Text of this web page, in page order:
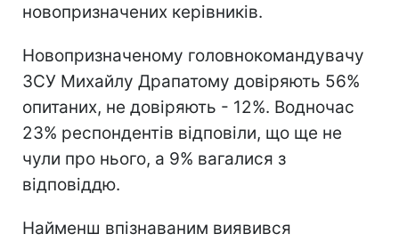
новопризначених керівників.
Новопризначеному головнокомандувачу
ЗСУ Михайлу Драпатому довіряють 56%
опитаних, не довіряють - 12%. Водночас
23% респондентів відповіли, що ще не
чули про нього, а 9% вагалися з
відповіддю.
Найменш впізнаваним виявився